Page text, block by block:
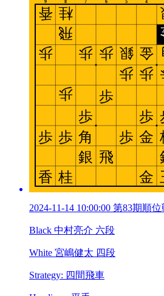
2024-11-14 10:00:00 第83期順
Black 中村亮介 六段
White 宮嶋健太 四段
Strategy: 四間飛車